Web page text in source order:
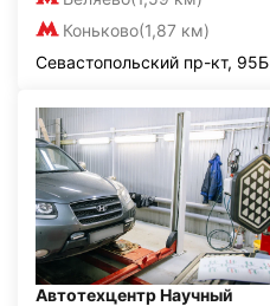
Коньково(1,87 км)
Севастопольский пр-кт, 95Б
Автотехцентр Научный